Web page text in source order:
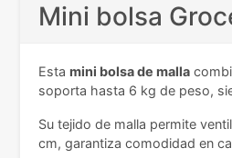
Mini bolsa
Esta mini bolsa de malla
soporta hasta 6 kg de peso,
Su tejido de malla permite
cm, garantiza comodidad en